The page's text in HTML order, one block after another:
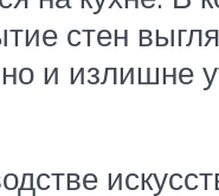
стен
и излишне